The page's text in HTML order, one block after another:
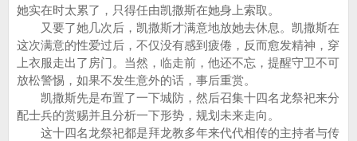
她实在时太累了，只得任由凯撒斯在她身上索取。
又要了她几次后，凯撒斯才满意地放她去休息。凯撒斯在
这次满意的性爱过后，不仅没有感到疲倦，反而愈发精神，穿
上衣服走出了房门。当然，临走前，他还不忘，提醒守卫不可
放松警惕，如果不发生意外的话，事后重赏。
凯撒斯先是布置了一下城防，然后召集十四名龙祭祀来分
配士兵的赏赐并且分析一下形势，规划未来走向。
这十四名龙祭祀都是拜龙教多年来代代相传的主持者与传